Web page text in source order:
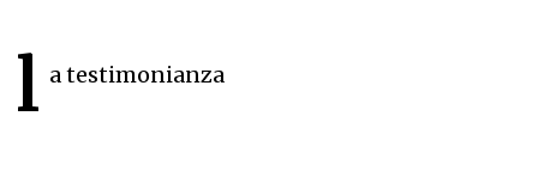
l a testimonianza